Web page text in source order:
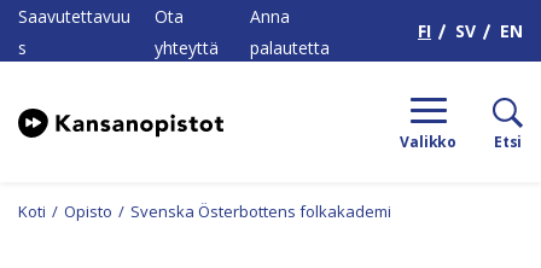
Saavutettavuu
s
Ota
yhteyttä
Anna
palautetta
FI SV EN
Valikko Etsi
Koti / Opisto / Svenska Österbottens folkakademi